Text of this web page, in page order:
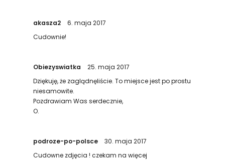
akasza2
6. maja 2017
Cudownie!
Obiezyswiatka
25. maja 2017
Dziękuję, że zaglądnęliście. To miejsce jest po prostu
niesamowite.
Pozdrawiam Was serdecznie,
O.
podroze-po-polsce
30. maja 2017
Cudowne zdjęcia ! czekam na więcej